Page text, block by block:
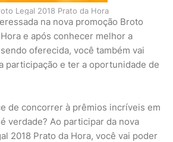
Legal 2018 Prato da Hora
na nova promoção Broto
e após conhecer melhor a
oferecida, você também vai
participação e ter a oportunidade de
de concorrer à prêmios incríveis em
verdade? Ao participar da nova
2018 Prato da Hora, você vai poder